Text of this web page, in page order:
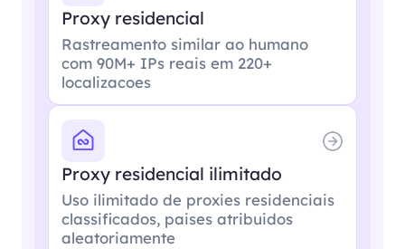
Proxy residencial
Rastreamento similar ao humano
com 90M+ IPs reais em 220+
localizacoes
Proxy residencial ilimitado
Uso ilimitado de proxies residenciais
classificados, paises atribuidos
aleatoriamente